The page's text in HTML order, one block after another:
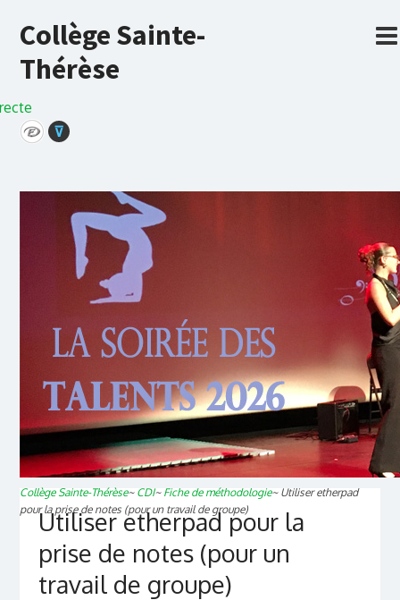
Collège Sainte-
Thérèse
⊽
Collège Sainte-Thérèse~ CDI~ Fiche de méthodologie~ Utiliser etherpad
pour la prise de notes (pour un travail de groupe)
Utiliser etherpad pour la
prise de notes (pour un
travail de groupe)